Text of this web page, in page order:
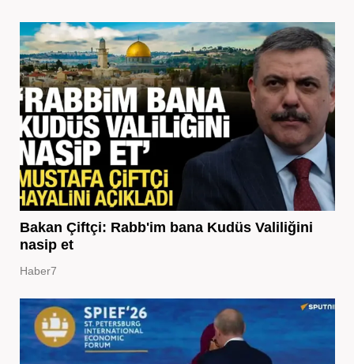
Bakan Çiftçi: Rabb'im bana Kudüs Valiliğini
nasip et
Haber7